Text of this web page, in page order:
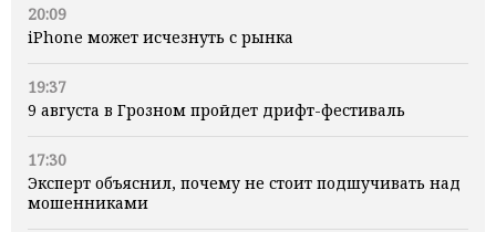
20:09
iPhone может исчезнуть с рынка
19:37
9 августа в Грозном пройдет дрифт-фестиваль
17:30
Эксперт объяснил, почему не стоит подшучивать над
мошенниками